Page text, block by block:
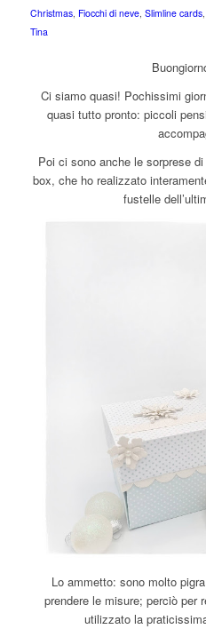
Christmas, Fiocchi di neve, Slimline cards,
Tina
Ci siamo quasi! Pochissimi
quasi tutto pronto: piccoli
Poi ci sono anche le sorprese
box, che ho realizzato
fustelle
Lo ammetto: sono molto
prendere le misure; perciò per
utilizzato la